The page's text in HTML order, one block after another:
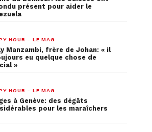
la ligne avant
penser
le meilleur
7RXVQkw48E
présent pour aider le
HOUR - LE MAG
Manzambi, frère de Johan: « il
eu quelque chose de
»
HOUR - LE MAG
à Genève: des dégâts
pour les maraîchers